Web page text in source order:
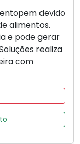
devido
alimentos.
e pode gerar
realiza
com